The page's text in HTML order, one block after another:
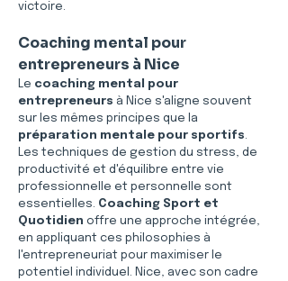
victoire.
Coaching mental pour
entrepreneurs à Nice
Le coaching mental pour
entrepreneurs à Nice s'aligne souvent
sur les mêmes principes que la
préparation mentale pour sportifs.
Les techniques de gestion du stress, de
productivité et d'équilibre entre vie
professionnelle et personnelle sont
essentielles. Coaching Sport et
Quotidien offre une approche intégrée,
en appliquant ces philosophies à
l'entrepreneuriat pour maximiser le
potentiel individuel. Nice, avec son cadre